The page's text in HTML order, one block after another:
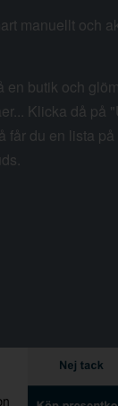
manuellt och
en butik och
Klicka då på
får du en lista på